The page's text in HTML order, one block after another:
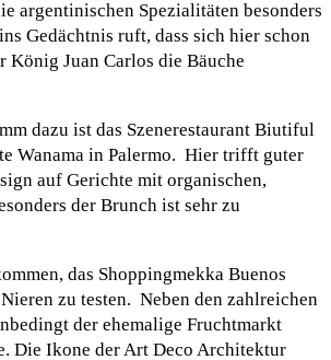
argentinischen Spezialitäten besonders
Gedächtnis ruft, dass sich hier schon
König Juan Carlos die Bäuche
dazu ist das Szenerestaurant Biutiful
Wanama in Palermo. Hier trifft guter
auf Gerichte mit organischen,
der Brunch ist sehr zu
das Shoppingmekka Buenos
zu testen. Neben den zahlreichen
der ehemalige Fruchtmarkt
Die Ikone der Art Deco Architektur